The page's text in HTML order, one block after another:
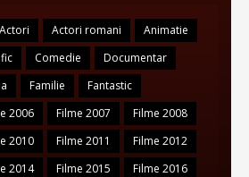
Actori Actori romani
Animatie
Comedie
Documentar
Familie
Fantastic
2006 Filme 2007
Filme 2008
2010 Filme 2011
Filme 2012
2014 Filme 2015
Filme 2016